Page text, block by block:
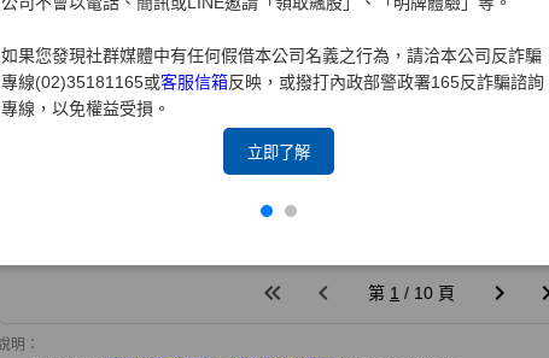
如果您發現社群媒體中有任何假借本公司名義之行為，請洽本公司反詐騙
專線(02)35181165或客服信箱反映，或撥打內政部警政署165反詐騙諮詢
專線，以免權益受損。
立即了解